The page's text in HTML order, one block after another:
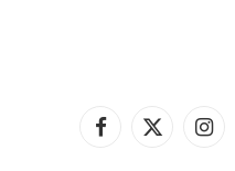
Facebook
X